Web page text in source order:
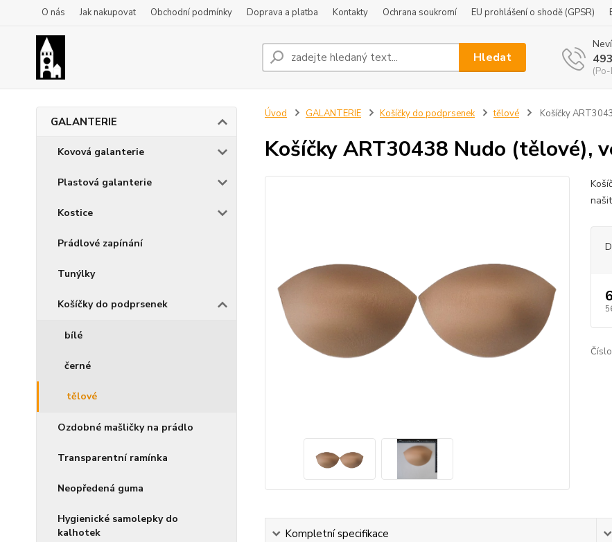
O nás Jak nakupovat Obchodní podmínky Doprava a platba Kontakty Ochrana soukromí EU prohlášení o shodě (GPSR)
Hledat
GALANTERIE
Kovová galanterie
Plastová galanterie
Kostice
Prádlové zapínání
Tunýlky
Košíčky do podprsenek
bílé
černé
tělové
Ozdobné mašličky na prádlo
Transparentní ramínka
Neopředená guma
Hygienické samolepky do
kalhotek
Úvod GALANTERIE Košíčky do podprsenek tělové Košíčky
Košíčky ART30438 Nudo (tělové),
Kompletní specifikace